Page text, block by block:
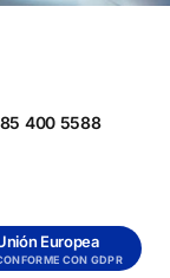
400 5588
Europea
CON GDPR